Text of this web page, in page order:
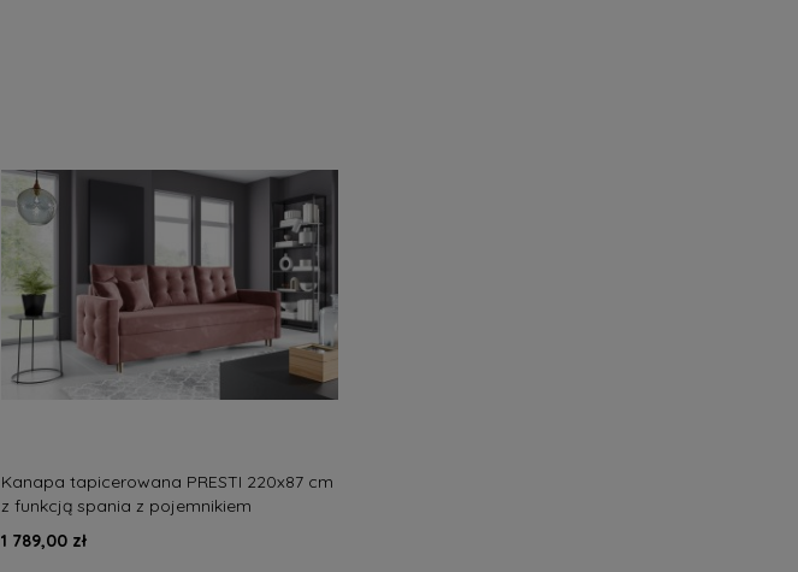
Kanapa tapicerowana PRESTI 220x87 cm
z funkcją spania z pojemnikiem
noowczesna
1 789,00 zł